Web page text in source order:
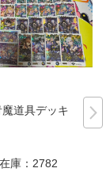
道具デッキ
庫： 2782